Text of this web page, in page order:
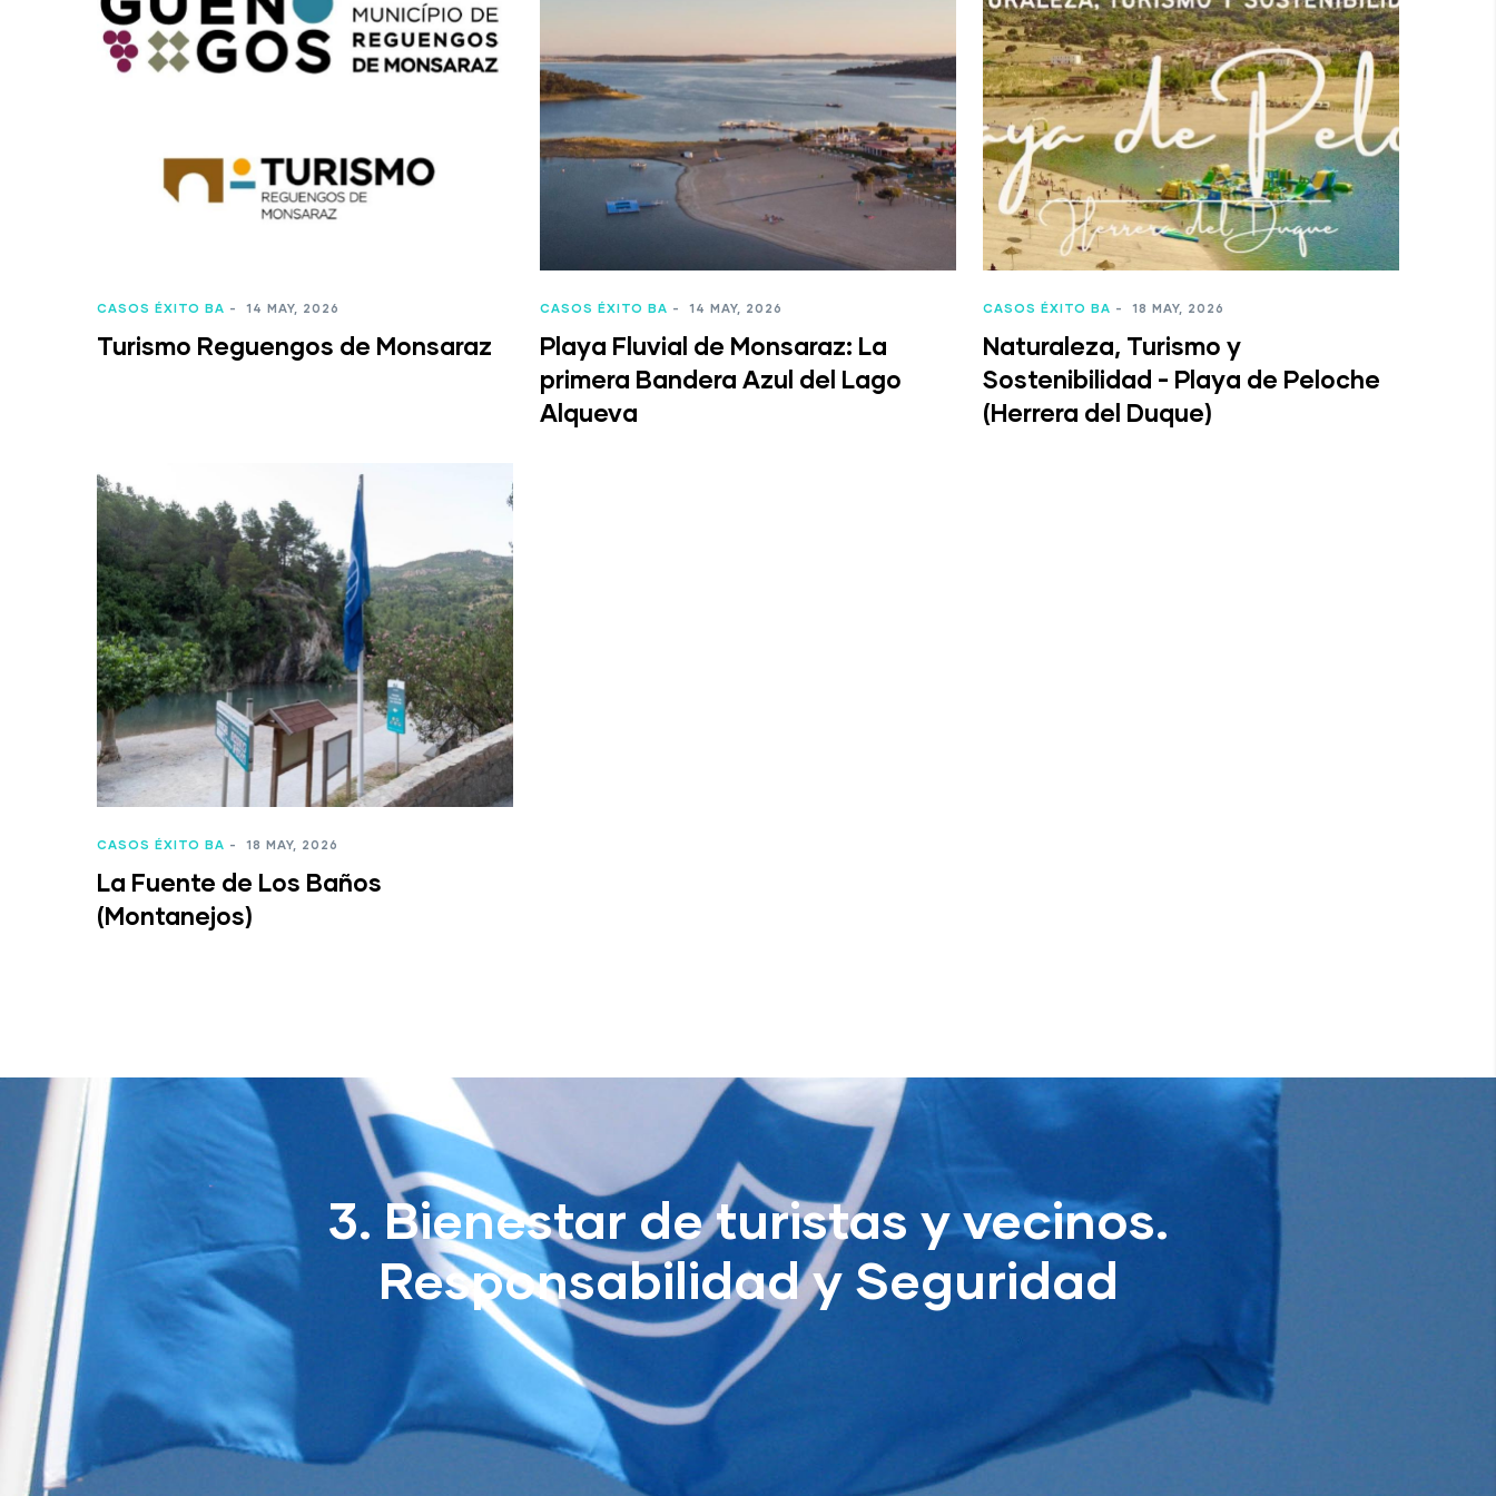
CASOS ÉXITO BA - 14 MAY, 2026
Turismo Reguengos de Monsaraz
CASOS ÉXITO BA - 14 MAY, 2026
Playa Fluvial de Monsaraz: La
primera Bandera Azul del Lago
Alqueva
CASOS ÉXITO BA - 18 MAY, 2026
Naturaleza, Turismo y
Sostenibilidad - Playa de Peloche
(Herrera del Duque)
CASOS ÉXITO BA - 18 MAY, 2026
La Fuente de Los Baños
(Montanejos)
3. Bienestar de turistas y vecinos.
Responsabilidad y Seguridad